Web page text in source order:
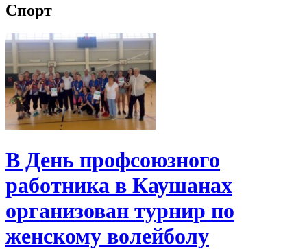
Спорт
В День профсоюзного
работника в Каушанах
организован турнир по
женскому волейболу